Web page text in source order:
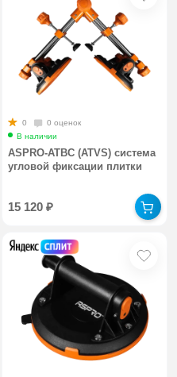
0
0 оценок
В наличии
ASPRO-АТВС (ATVS) система
угловой фиксации плитки
15 120₽